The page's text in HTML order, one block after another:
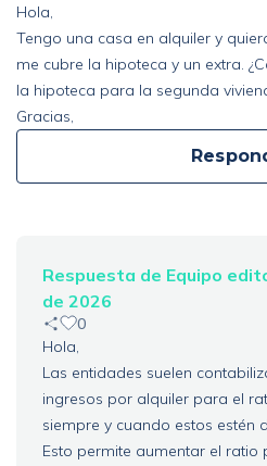
Hola,
Tengo una casa en alquiler y
me cubre la hipoteca y un extra.
la hipoteca para la segunda
Gracias,
Respuesta de Equipo
de 2026
0
Hola,
Las entidades suelen
ingresos por alquiler para el
siempre y cuando estos estén
Esto permite aumentar el ratio